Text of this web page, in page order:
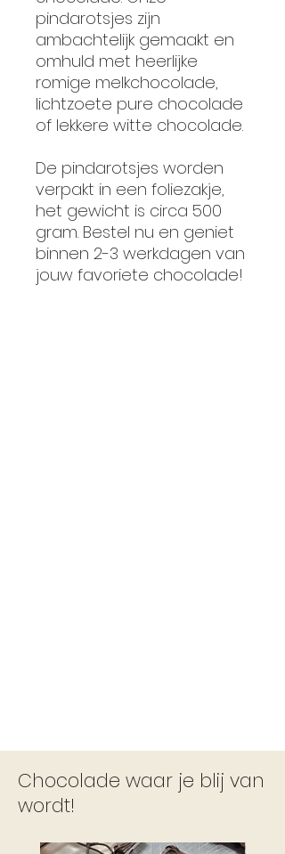
pindarotsjes zijn
ambachtelijk gemaakt en
omhuld met heerlijke
romige melkchocolade,
lichtzoete pure chocolade
of lekkere witte chocolade.
De pindarotsjes worden
verpakt in een foliezakje,
het gewicht is circa 500
gram. Bestel nu en geniet
binnen 2-3 werkdagen van
jouw favoriete chocolade!
Chocolade waar je blij van
wordt!